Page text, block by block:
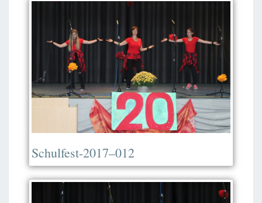
Schulfest-2017–012